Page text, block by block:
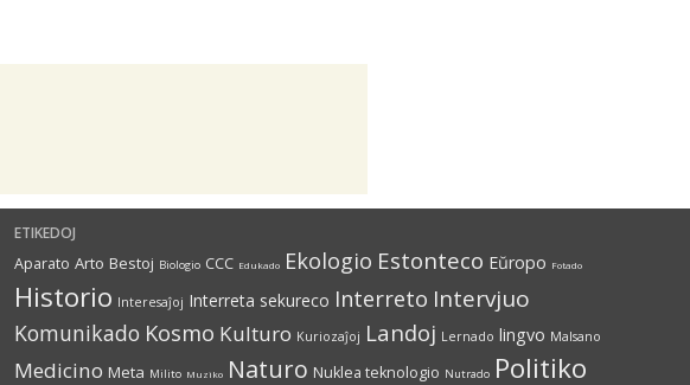
ETIKEDOJ
Aparato Arto Bestoj Biologio CCC Edukado Ekologio Estonteco Eŭropo Fotado
Historio Interesaĵoj Interreta sekureco Interreto Intervjuo
Komunikado Kosmo Kulturo Kuriozaĵoj Landoj Lernado lingvo Malsano
Medicino Meta Milito Muziko Naturo Nuklea teknologio Nutrado Politiko